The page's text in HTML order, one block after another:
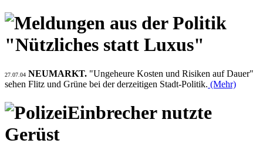
"Nützliches statt Luxus"
27.07.04 NEUMARKT. "Ungeheure Kosten und Risiken auf Dauer"
sehen Flitz und Grüne bei der derzeitigen Stadt-Politik. (Mehr)
Einbrecher nutzte
Gerüst